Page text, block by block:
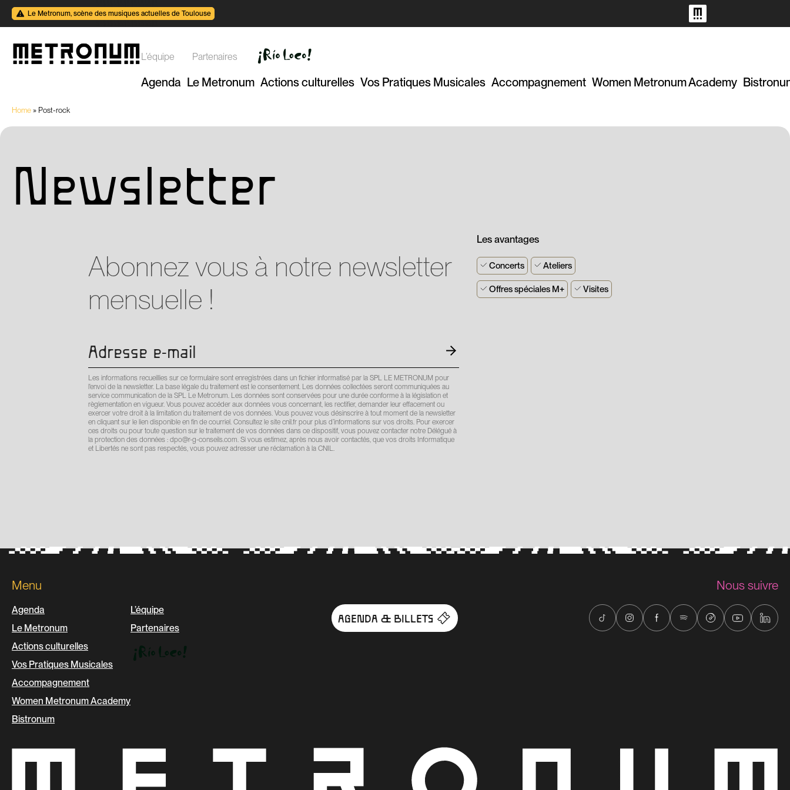
Le Metronum, scène des musiques actuelles de Toulouse
L’équipe Partenaires
Agenda Le Metronum Actions culturelles Vos Pratiques Musicales Accompagnement Women Metronum Academy
Home » Post-rock
Newsletter
Abonnez vous à notre newsletter
mensuelle !
Les informations recueillies sur ce formulaire sont enregistrées dans un fichier informatisé par la SPL LE METRONUM pour
l'envoi de la newsletter. La base légale du traitement est le consentement. Les données collectées seront communiquées au
service communication de la SPL Le Metronum. Les données sont conservées pour une durée conforme à la législation et
règlementation en vigueur. Vous pouvez accéder aux données vous concernant, les rectifier, demander leur effacement ou
exercer votre droit à la limitation du traitement de vos données. Vous pouvez vous désinscrire à tout moment de la newsletter
en cliquant sur le lien disponible en fin de courriel. Consultez le site cnil.fr pour plus d’informations sur vos droits. Pour exercer
ces droits ou pour toute question sur le traitement de vos données dans ce dispositif, vous pouvez contacter notre Délégué à
la protection des données : dpo@r-g-conseils.com. Si vous estimez, après nous avoir contactés, que vos droits Informatique
et Libertés ne sont pas respectés, vous pouvez adresser une réclamation à la CNIL.
Les avantages
Concerts Ateliers
Offres spéciales M+ Visites
Menu
Agenda
Le Metronum
Actions culturelles
Vos Pratiques Musicales
Accompagnement
Women Metronum Academy
Bistronum
L’équipe
Partenaires
AGENDA & BILLETS
Nous suivre